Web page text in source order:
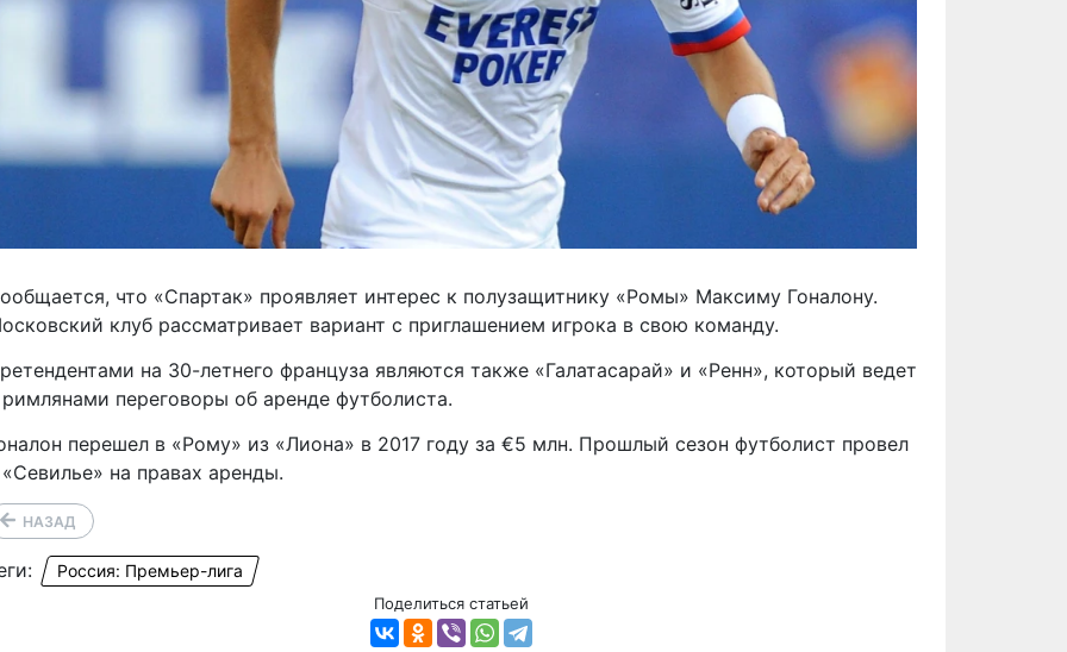
что «Спартак» проявляет интерес к полузащитнику «Ромы» Максиму Гоналону.
клуб рассматривает вариант с приглашением игрока в свою команду.
на 30-летнего француза являются также «Галатасарай» и «Ренн», который ведет
переговоры об аренде футболиста.
перешел в «Рому» из «Лиона» в 2017 году за €5 млн. Прошлый сезон футболист провел
на правах аренды.
НАЗАД
Россия: Премьер-лига
Поделиться статьей